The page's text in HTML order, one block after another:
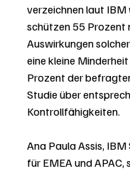
verzeichnen laut
schützen 55 Prozent
Auswirkungen
eine kleine
Prozent der
Studie über
Kontrollfähigkeiten.
Ana Paula Assis,
für EMEA und